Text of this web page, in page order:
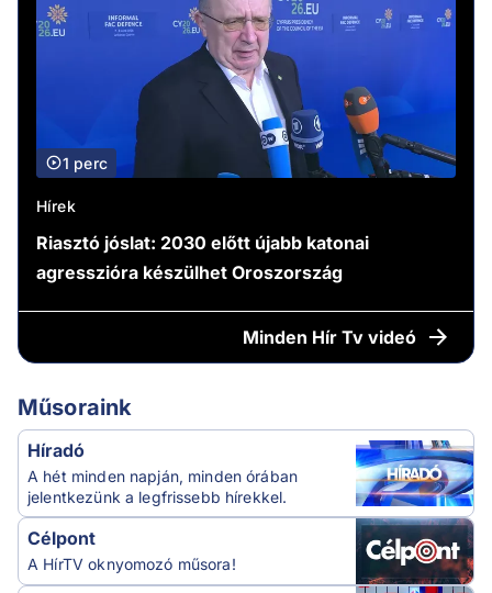
1 perc
Hírek
Riasztó jóslat: 2030 előtt újabb katonai
agresszióra készülhet Oroszország
Minden Hír Tv videó
Műsoraink
Híradó
A hét minden napján, minden órában
jelentkezünk a legfrissebb hírekkel.
Célpont
A HírTV oknyomozó műsora!